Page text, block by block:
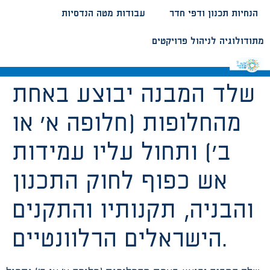
עבודות מטה הנדסיות הנחיות תכנון ודפי חדר
מתודולוגיה לניהול פרויקטים
שלד המבנה יבוצע באחת
מהחלופות (חלופה א’ או
ב’) ותחול עליו עמידות
אש כפוף לחוק התכנון
והבניה, תקנותיו והתקנים
הישראלים הרלוונטיים.